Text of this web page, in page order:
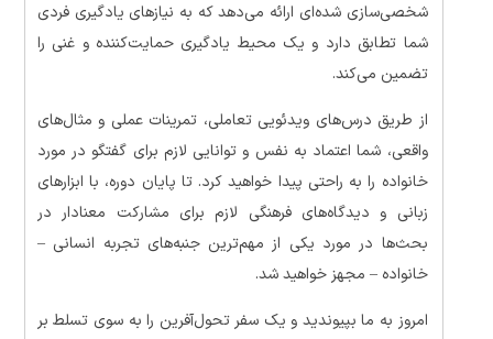
شخصی‌سازی شده‌ای ارائه می‌دهد که به نیازهای یادگیری فردی
شما تطابق دارد و یک محیط یادگیری حمایت‌کننده و غنی را
تضمین می‌کند.
از طریق درس‌های ویدئویی تعاملی، تمرینات عملی و مثال‌های
واقعی، شما اعتماد به نفس و توانایی لازم برای گفتگو در مورد
خانواده را به راحتی پیدا خواهید کرد. تا پایان دوره، با ابزارهای
زبانی و دیدگاه‌های فرهنگی لازم برای مشارکت معنادار در
بحث‌ها در مورد یکی از مهم‌ترین جنبه‌های تجربه انسانی –
خانواده – مجهز خواهید شد.
امروز به ما بپیوندید و یک سفر تحول‌آفرین را به سوی تسلط بر